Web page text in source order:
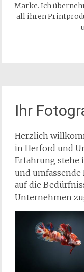
Marke. Ich
all ihren
Ihr
Herzlich
in Herford und
Erfahrung stehe
und
auf die
Unternehmen